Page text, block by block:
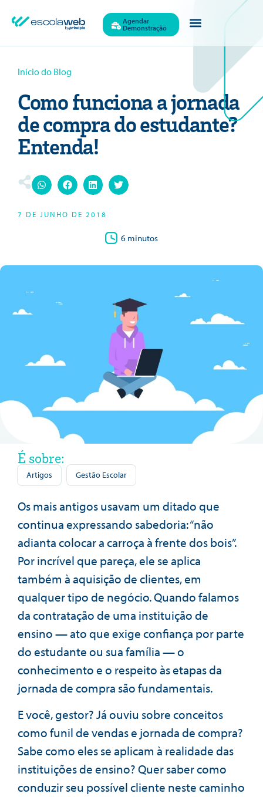
Agendar
Demonstração
Início do Blog
Como funciona a jornada
de compra do estudante?
Entenda!
7 DE JUNHO DE 2018
6 minutos
É sobre:
Artigos Gestão Escolar
Os mais antigos usavam um ditado que
continua expressando sabedoria: “não
adianta colocar a carroça à frente dos bois”.
Por incrível que pareça, ele se aplica
também à aquisição de clientes, em
qualquer tipo de negócio. Quando falamos
da contratação de uma instituição de
ensino — ato que exige confiança por parte
do estudante ou sua família — o
conhecimento e o respeito às etapas da
jornada de compra são fundamentais.
E você, gestor? Já ouviu sobre conceitos
como funil de vendas e jornada de compra?
Sabe como eles se aplicam à realidade das
instituições de ensino? Quer saber como
conduzir seu possível cliente neste caminho